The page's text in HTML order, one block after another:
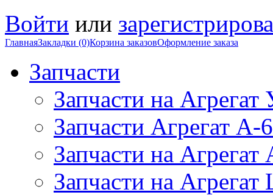
Войти или
ГлавнаяЗакладки (0)Корзина заказовОформление заказа
Запчасти
Запчасти на
Запчасти Агрегат А-
Запчасти на
Запчасти на